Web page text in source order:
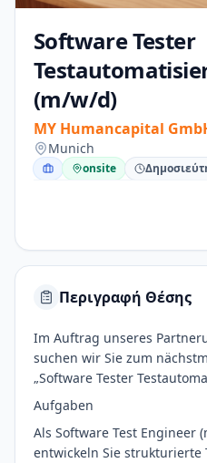
Software Tester
(m/w/d)
MY Humancapital
Munich
onsite
Περιγραφή Θέσης
Im Auftrag unseres
suchen wir Sie zum
„Software Tester
Aufgaben
Als Software Test Engineer
entwickeln Sie strukturierte